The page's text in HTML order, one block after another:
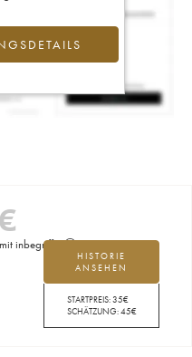
inbegriffen
HISTORIE
ANSEHEN
STARTPREIS:35€
SCHÄTZUNG:45€